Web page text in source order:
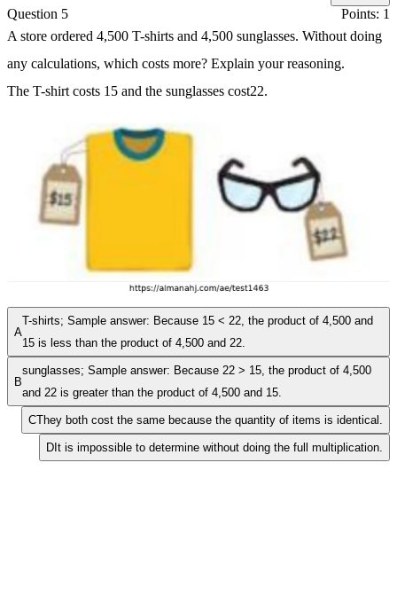
Question 5
Points: 1
A store ordered 4,500 T-shirts and 4,500 sunglasses. Without doing
any calculations, which costs more? Explain your reasoning.
The T-shirt costs 15 and the sunglasses cost22.
A
T-shirts; Sample answer: Because15 < 22 , the product of 4,500 and
15 is less than the product of 4,500 and 22.
B
sunglasses; Sample answer: Because22 > 15 , the product of 4,500
and 22 is greater than the product of 4,500 and 15.
CThey both cost the same because the quantity of items is identical.
DIt is impossible to determine without doing the full multiplication.